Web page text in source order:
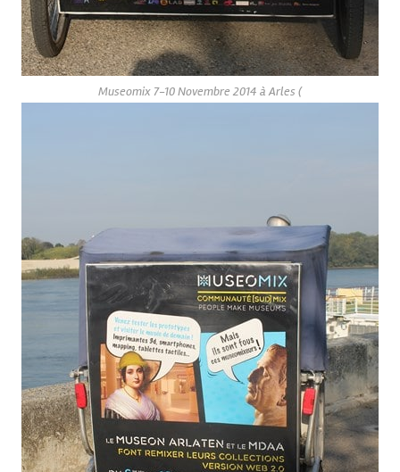
Museomix 7-10 Novembre 2014 à Arles (